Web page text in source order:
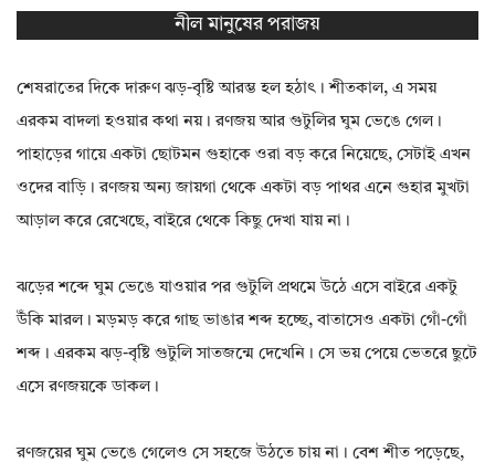
নীল মানুষের পরাজয়
শেষরাতের দিকে দারুণ ঝড়-বৃষ্টি আরম্ভ হল হঠাৎ। শীতকাল, এ সময়
এরকম বাদলা হওয়ার কথা নয়। রণজয় আর গুটুলির ঘুম ভেঙে গেল।
পাহাড়ের গায়ে একটা ছোটমন গুহাকে ওরা বড় করে নিয়েছে, সেটাই এখন
ওদের বাড়ি। রণজয় অন্য জায়গা থেকে একটা বড় পাথর এনে গুহার মুখটা
আড়াল করে রেখেছে, বাইরে থেকে কিছু দেখা যায় না।
ঝড়ের শব্দে ঘুম ভেঙে যাওয়ার পর গুটুলি প্রথমে উঠে এসে বাইরে একটু
উঁকি মারল। মড়মড় করে গাছ ভাঙার শব্দ হচ্ছে, বাতাসেও একটা গোঁ-গোঁ
শব্দ। এরকম ঝড়-বৃষ্টি গুটুলি সাতজন্মে দেখেনি। সে ভয় পেয়ে ভেতরে ছুটে
এসে রণজয়কে ডাকল।
রণজয়ের ঘুম ভেঙে গেলেও সে সহজে উঠতে চায় না। বেশ শীত পড়েছে,